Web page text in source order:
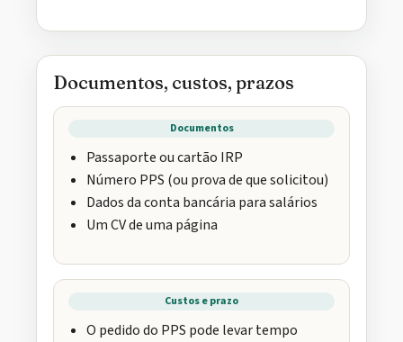
Documentos, custos, prazos
Documentos
Passaporte ou cartão IRP
Número PPS (ou prova de que solicitou)
Dados da conta bancária para salários
Um CV de uma página
Custos e prazo
O pedido do PPS pode levar tempo